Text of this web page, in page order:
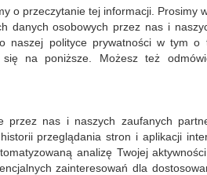
Dostępność: TEL.
Zestaw cienkopisów
Topliner 967, 0,4 mm,
mix kolorów
o przeczytanie tej informacji. Prosimy
danych osobowych przez nas i
naszej polityce prywatności w tym o
się na poniższe. Możesz też
przez nas i naszych zaufanych
przeglądania stron i aplikacji
analizę Twojej
zainteresowań dla